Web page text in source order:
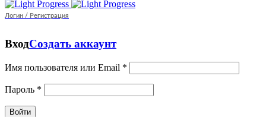
Логин / Регистрация
ВходСоздать аккаунт
Имя пользователя или Email *
Пароль *
Войти